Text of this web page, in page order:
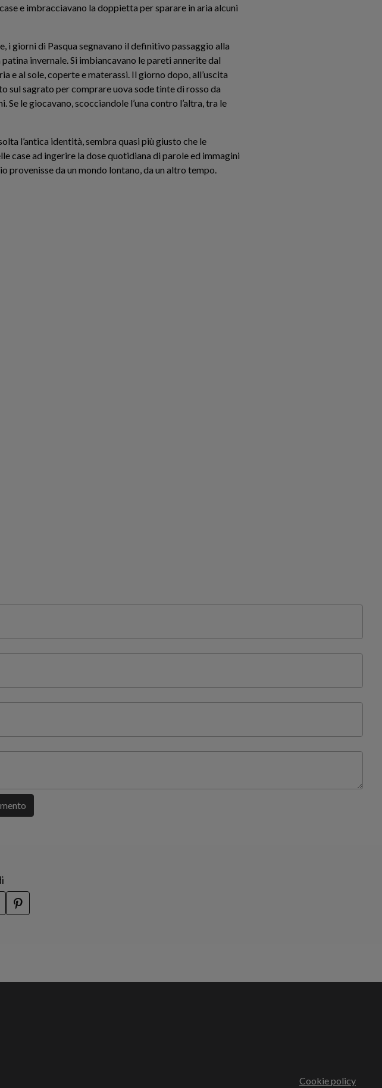
e imbracciavano la doppietta per sparare in aria alcuni
giorni di Pasqua segnavano il definitivo passaggio alla
invernale. Si imbiancavano le pareti annerite dal
e al sole, coperte e materassi. Il giorno dopo, all’uscita
sul sagrato per comprare uova sode tinte di rosso da
le giocavano, scocciandole l’una contro l’altra, tra le
l’antica identità, sembra quasi più giusto che le
case ad ingerire la dose quotidiana di parole ed immagini
provenisse da un mondo lontano, da un altro tempo.
Cookie policy